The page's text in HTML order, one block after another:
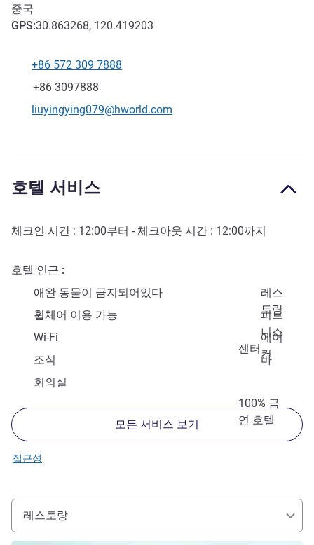
중국
GPS:30.863268, 120.419203
전화
+86 572 309 7888
팩스
+86 3097888
E-mail
liuyingying079@hworld.com
호텔 서비스
체크인 시간 : 12:00부터 - 체크아웃 시간 : 12:00까지
호텔 인근
애완 동물이 금지되어있다
레스
토랑
휠체어 이용 가능
피트
니스
센터
Wi-Fi
에어
컨
조식
바
회의실
100% 금
연 호텔
모든 서비스 보기
접근성
레스토랑